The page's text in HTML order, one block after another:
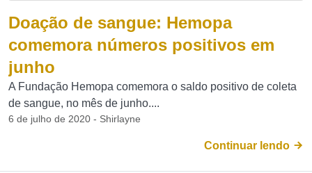
Doação de sangue: Hemopa
comemora números positivos em
junho
A Fundação Hemopa comemora o saldo positivo de coleta
de sangue, no mês de junho....
6 de julho de 2020 - Shirlayne
Continuar lendo